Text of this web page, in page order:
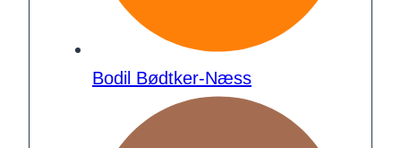
Bodil Bødtker-Næss